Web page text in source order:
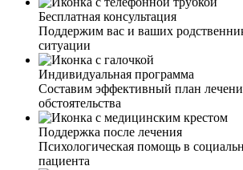
Бесплатная консультация
Поддержим вас и ваших
ситуации
Индивидуальная программа
Составим эффективный план
обстоятельства
Поддержка после лечения
Психологическая помощь в
пациента